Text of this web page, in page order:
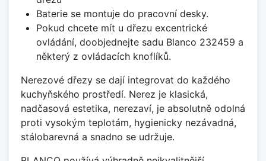
Baterie se montuje do pracovní desky.
Pokud chcete mít u dřezu excentrické
ovládání, doobjednejte sadu Blanco 232459 a
některý z ovládacích knoflíků.
Nerezové dřezy se dají integrovat do každého
kuchyňského prostředí. Nerez je klasická,
nadčasová estetika, nerezaví, je absolutně odolná
proti vysokým teplotám, hygienicky nezávadná,
stálobarevná a snadno se udržuje.